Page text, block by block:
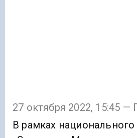
27 октября 2022, 15:45 —
В рамках национального